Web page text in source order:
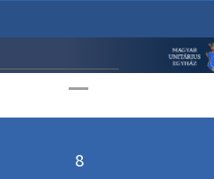
8